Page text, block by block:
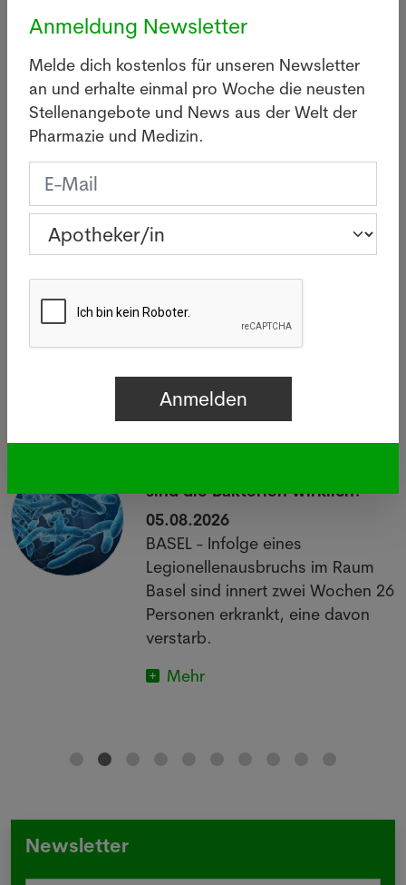
Gesucht
Apotheker/in in Zürich
sind die Bakterien wirklich?
05.08.2026
BASEL - Infolge eines
Legionellenausbruchs im Raum
Basel sind innert zwei Wochen 26
Personen erkrankt, eine davon
verstarb.
Mehr
Newsletter
Anmeldung Newsletter
Melde dich kostenlos für unseren Newsletter
an und erhalte einmal pro Woche die neusten
Stellenangebote und News aus der Welt der
Pharmazie und Medizin.